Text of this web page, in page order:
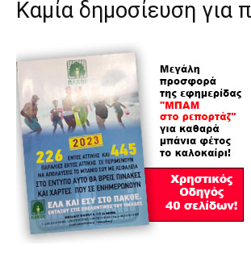
Καμία δημοσίευση για